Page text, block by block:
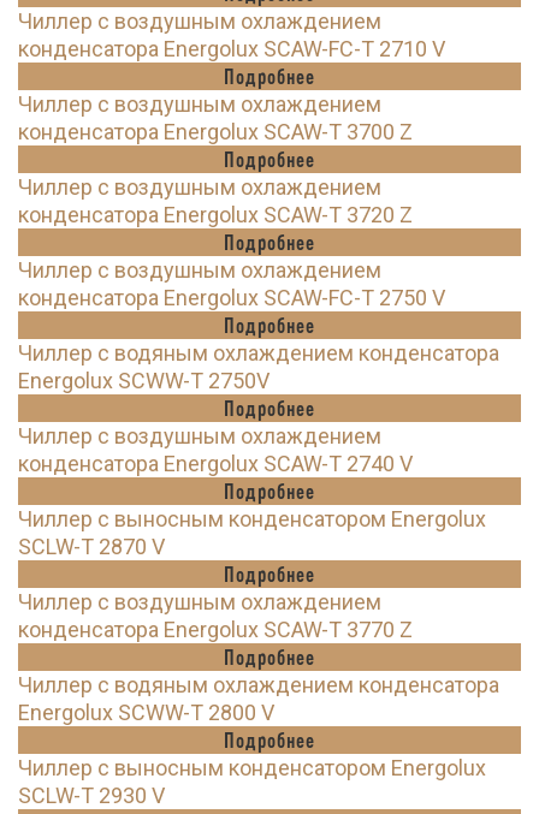
Чиллер с воздушным охлаждением
конденсатора Energolux SCAW-FC-T 2710 V
Подробнее
Чиллер с воздушным охлаждением
конденсатора Energolux SCAW-T 3700 Z
Подробнее
Чиллер с воздушным охлаждением
конденсатора Energolux SCAW-T 3720 Z
Подробнее
Чиллер с воздушным охлаждением
конденсатора Energolux SCAW-FC-T 2750 V
Подробнее
Чиллер с водяным охлаждением конденсатора
Energolux SCWW-T 2750V
Подробнее
Чиллер с воздушным охлаждением
конденсатора Energolux SCAW-T 2740 V
Подробнее
Чиллер с выносным конденсатором Energolux
SCLW-T 2870 V
Подробнее
Чиллер с воздушным охлаждением
конденсатора Energolux SCAW-T 3770 Z
Подробнее
Чиллер с водяным охлаждением конденсатора
Energolux SCWW-T 2800 V
Подробнее
Чиллер с выносным конденсатором Energolux
SCLW-T 2930 V